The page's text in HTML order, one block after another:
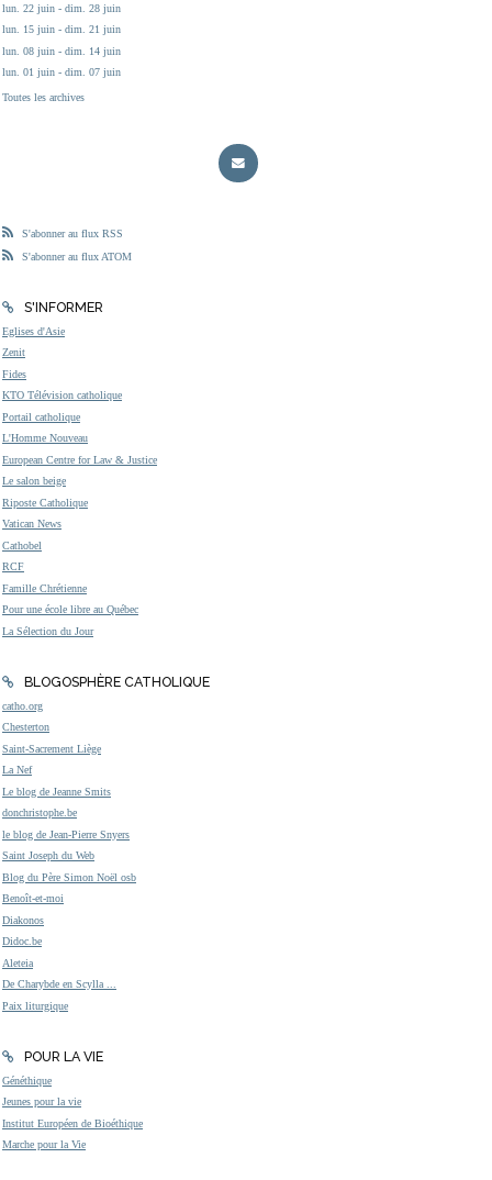
lun. 22 juin - dim. 28 juin
lun. 15 juin - dim. 21 juin
lun. 08 juin - dim. 14 juin
lun. 01 juin - dim. 07 juin
Toutes les archives
S'abonner au flux RSS
S'abonner au flux ATOM
S'INFORMER
Eglises d'Asie
Zenit
Fides
KTO Télévision catholique
Portail catholique
L'Homme Nouveau
European Centre for Law & Justice
Le salon beige
Riposte Catholique
Vatican News
Cathobel
RCF
Famille Chrétienne
Pour une école libre au Québec
La Sélection du Jour
BLOGOSPHÈRE CATHOLIQUE
catho.org
Chesterton
Saint-Sacrement Liège
La Nef
Le blog de Jeanne Smits
donchristophe.be
le blog de Jean-Pierre Snyers
Saint Joseph du Web
Blog du Père Simon Noël osb
Benoît-et-moi
Diakonos
Didoc.be
Aleteia
De Charybde en Scylla ...
Paix liturgique
POUR LA VIE
Généthique
Jeunes pour la vie
Institut Européen de Bioéthique
Marche pour la Vie